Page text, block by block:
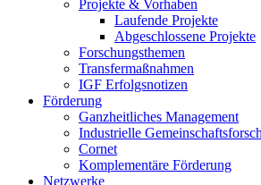
Projekte & Vorhaben
Laufende Projekte
Abgeschlossene Projekte
Forschungsthemen
Transfermaßnahmen
IGF Erfolgsnotizen
Förderung
Ganzheitliches Management
Industrielle
Cornet
Komplementäre Förderung
Netzwerke